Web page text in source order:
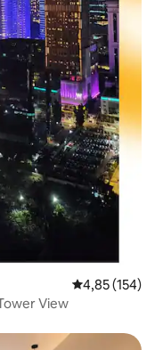
Priemerné
4,85 (154)
View